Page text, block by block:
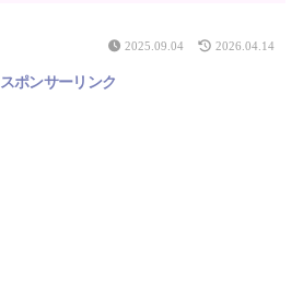
2025.09.04 2026.04.14
スポンサーリンク